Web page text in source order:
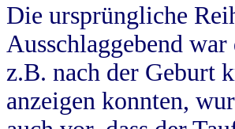
Die ursprüngliche
Ausschlaggebend
z.B. nach der Geburt
anzeigen konnten,